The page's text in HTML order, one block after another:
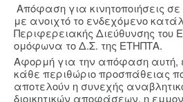
Απόφαση για κινητοποιήσεις
με ανοιχτό το ενδεχόμενο
Περιφερειακής Διεύθυνσης
ομόφωνα το Δ.Σ. της ΕΤΗΠΤΑ.
Αφορμή για την απόφαση αυτή,
κάθε περιθώριο προσπάθειας
αποτελούν η συνεχής
διοικητικών αποφάσεων, η